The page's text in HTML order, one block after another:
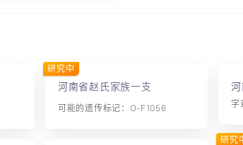
河南省赵氏家族一支
可能的遗传标记：O-F1056
研究中
研究